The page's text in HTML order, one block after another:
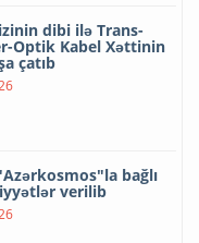
dibi ilə Trans-
Optik Kabel Xəttinin
çatıb
bağlı
verilib